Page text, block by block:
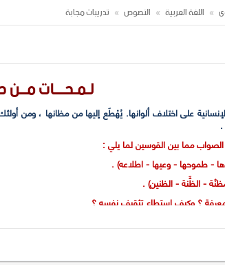
والأحداث والسلطات) ؟
اللغة العربية النصوص
تدريبات مجابة
لـمـحـــات مــن
على اختلاف ألوانها. يُهْطَع إليها من مظانها ، ومن
.
مما بين القوسين لما يلي :
- طموحها - وعيها - اطلاعه) .
- الظَّنة - الظنين) .
؟ وكيف استطاع تثقيف نفسه ؟